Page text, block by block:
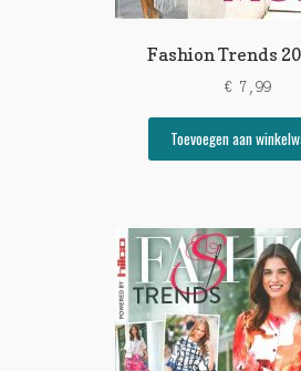
Fashion Trends
€ 7,99
Toevoegen aan